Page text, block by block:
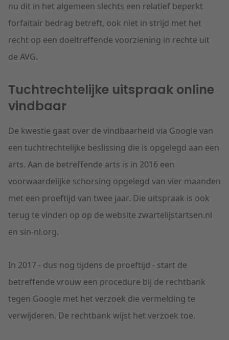
nu dit in het algemeen slechts een relatief beperkt
forfaitair bedrag betreft, ook niet in strijd met het
recht op een doeltreffende voorziening in rechte uit
de AVG.
Tuchtrechtelijke uitspraak online
vindbaar
De kwestie gaat over de vindbaarheid via Google van
een tuchtrechtelijke beslissing die is opgelegd aan een
arts. Aan de betreffende arts is in 2016 een
voorwaardelijke schorsing opgelegd van vier maanden
met een proeftijd van twee jaar. Die uitspraak is ook
terug te vinden op op de website zwartelijstartsen.nl
en sin-nl.org.
In 2017 - dus nog tijdens de proeftijd - start de
betreffende vrouw een procedure bij de rechtbank
tegen Google met het verzoek die vermelding te
verwijderen. De rechtbank wijst het verzoek toe.